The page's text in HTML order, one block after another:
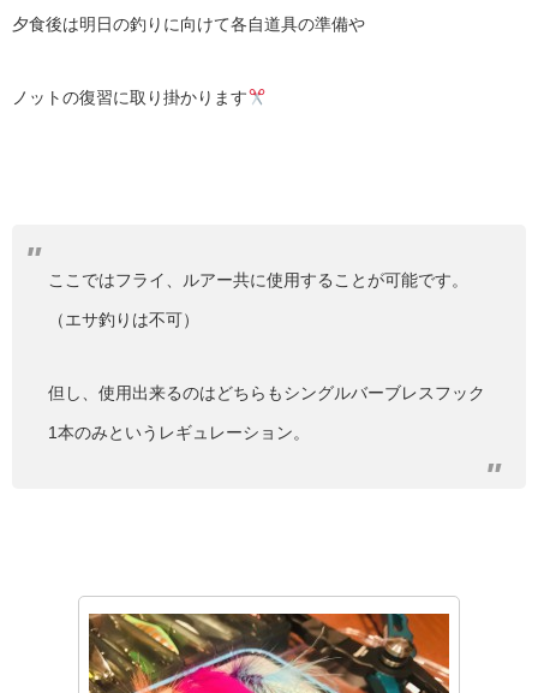
夕食後は明日の釣りに向けて各自道具の準備や
ノットの復習に取り掛かります
ここではフライ、ルアー共に使用することが可能です。
（エサ釣りは不可）
但し、使用出来るのはどちらもシングルバーブレスフック
1本のみというレギュレーション。